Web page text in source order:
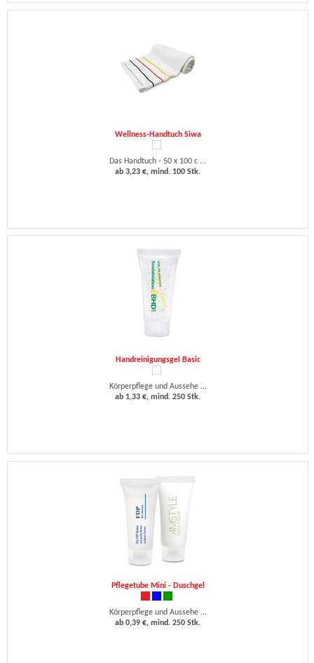
Wellness-Handtuch Siwa
Das Handtuch - 50 x 100 c ...
ab 3,23 €, mind. 100 Stk.
Handreinigungsgel Basic
Körperpflege und Aussehe ...
ab 1,33 €, mind. 250 Stk.
Pflegetube Mini - Duschgel
Körperpflege und Aussehe ...
ab 0,39 €, mind. 250 Stk.